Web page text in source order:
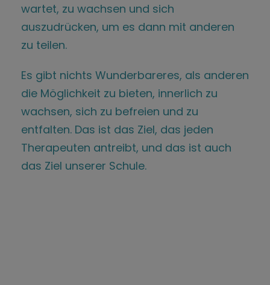
wartet, zu wachsen und sich
auszudrücken, um es dann mit anderen
zu teilen.
Es gibt nichts Wunderbareres, als anderen
die Möglichkeit zu bieten, innerlich zu
wachsen, sich zu befreien und zu
entfalten. Das ist das Ziel, das jeden
Therapeuten antreibt, und das ist auch
das Ziel unserer Schule.